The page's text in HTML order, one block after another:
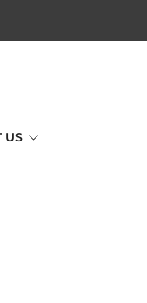
US